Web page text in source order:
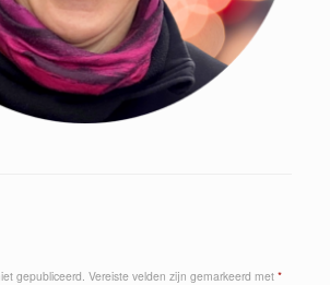
gepubliceerd. Vereiste velden zijn gemarkeerd met *